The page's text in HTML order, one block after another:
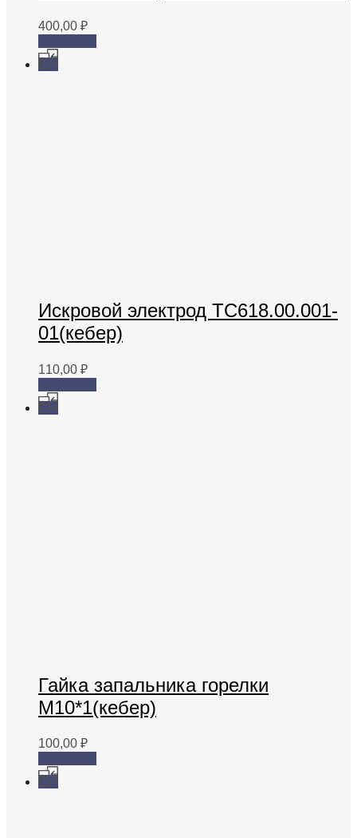
400,00 ₽
Искровой электрод ТС618.00.001-
01(кебер)
110,00 ₽
Гайка запальника горелки
М10*1(кебер)
100,00 ₽